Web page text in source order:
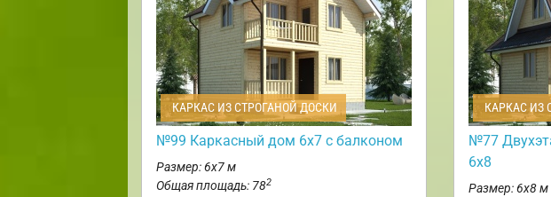
КАРКАС ИЗ СТРОГАНОЙ ДОСКИ
№99 Каркасный дом 6х7 с балконом
Размер: 6х7 м
Общая площадь: 782
КАРКАС ИЗ
№77
6х8
Размер: 6х8 м